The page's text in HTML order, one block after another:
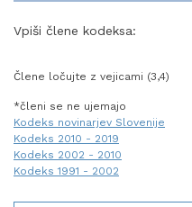
Vpiši člene kodeksa:
Člene ločujte z vejicami (3,4)
*členi se ne ujemajo
Kodeks novinarjev Slovenije
Kodeks 2010 - 2019
Kodeks 2002 - 2010
Kodeks 1991 - 2002